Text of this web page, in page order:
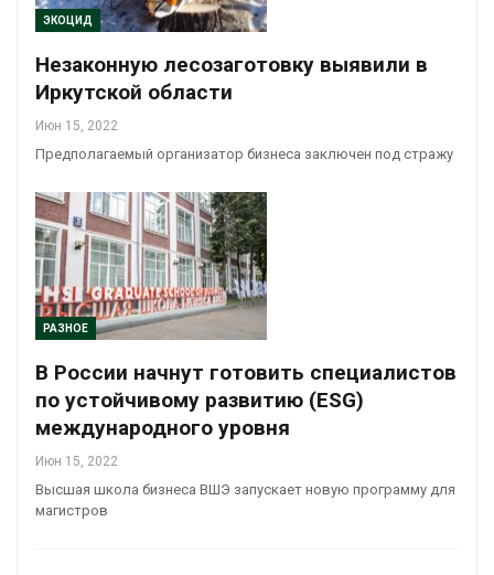
ЭКОЦИД
Незаконную лесозаготовку выявили в
Иркутской области
Июн 15, 2022
Предполагаемый организатор бизнеса заключен под стражу
РАЗНОЕ
В России начнут готовить специалистов
по устойчивому развитию (ESG)
международного уровня
Июн 15, 2022
Высшая школа бизнеса ВШЭ запускает новую программу для
магистров